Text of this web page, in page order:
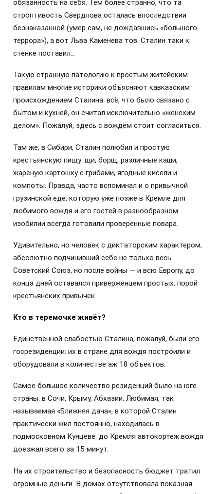
обязанность на себя. Тем более странно, что та
строптивость Свердлова осталась впоследствии
безнаказанной (умер сам, не дождавшись «большого
террора»), а вот Льва Каменева тов. Сталин таки к
стенке поставил…
Такую странную патологию к простым житейским
правилам многие историки объясняют кавказским
происхождением Сталина: всё, что было связано с
бытом и кухней, он считал исключительно «женским
делом». Пожалуй, здесь с вождём стоит согласиться.
Там же, в Сибири, Сталин полюбил и простую
крестьянскую пищу: щи, борщ, различные каши,
жареную картошку с грибами, ягодные кисели и
компоты. Правда, часто вспоминал и о привычной
грузинской еде, которую уже позже в Кремле для
любимого вождя и его гостей в разнообразном
изобилии всегда готовили проверенные повара.
Удивительно, но человек с диктаторским характером,
абсолютно подчинивший себе не только весь
Советский Союз, но после войны — и всю Европу, до
конца дней оставался приверженцем простых, порой
крестьянских привычек…
Кто в теремочке живёт?
Единственной слабостью Сталина, пожалуй, были его
госрезиденции: их в стране для вождя построили и
оборудовали в количестве аж 18 объектов.
Самое большое количество резиденций было на юге
страны: в Сочи, Крыму, Абхазии. Любимая, так
называемая «Ближняя дача», в которой Сталин
практически жил постоянно, находилась в
подмосковном Кунцеве: до Кремля автокортеж вождя
доезжал всего за 15 минут.
На их строительство и безопасность бюджет тратил
огромные деньги. В домах отсутствовала показная